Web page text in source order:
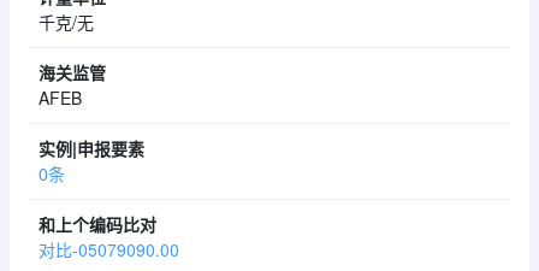
千克/无
AFEB
0条
对比-05079090.00